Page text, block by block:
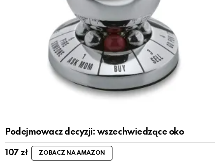
Podejmowacz decyzji: wszechwiedzące oko
107zł ZOBACZ NA AMAZON